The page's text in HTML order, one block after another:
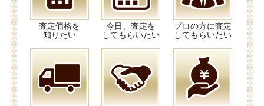
査定価格を
知りたい
今日、査定を
してもらいたい
プロの方に査定
してもらいたい